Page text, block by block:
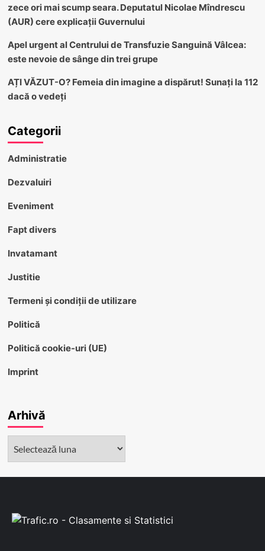
zece ori mai scump seara. Deputatul Nicolae Mîndrescu
(AUR) cere explicații Guvernului
Apel urgent al Centrului de Transfuzie Sanguină Vâlcea:
este nevoie de sânge din trei grupe
AȚI VĂZUT-O? Femeia din imagine a dispărut! Sunați la 112
dacă o vedeți
Categorii
Administratie
Dezvaluiri
Eveniment
Fapt divers
Invatamant
Justitie
Termeni și condiții de utilizare
Politică
Politică cookie-uri (UE)
Imprint
Arhivă